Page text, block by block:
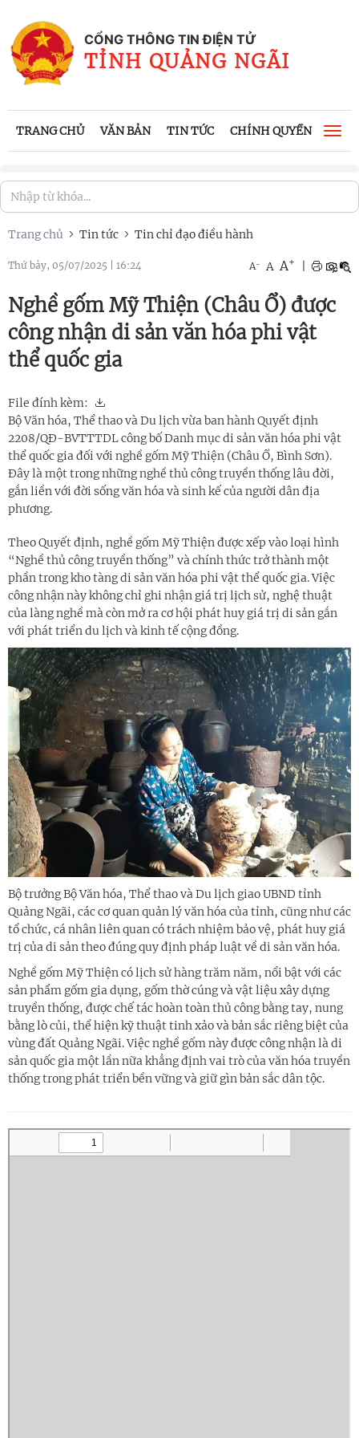
CỔNG THÔNG TIN ĐIỆN TỬ
TỈNH QUẢNG NGÃI
TRANG CHỦ VĂN BẢN TIN TỨC CHÍNH QUYỀN
Trang chủ Tin tức Tin chỉ đạo điều hành
Thứ bảy, 05/07/2025 16:24 A- A A+
Nghề gốm Mỹ Thiện (Châu Ổ) được
công nhận di sản văn hóa phi vật
thể quốc gia
File đính kèm:
Bộ Văn hóa, Thể thao và Du lịch vừa ban hành Quyết định
2208/QĐ-BVTTTDL công bố Danh mục di sản văn hóa phi vật
thể quốc gia đối với nghề gốm Mỹ Thiện (Châu Ổ, Bình Sơn).
Đây là một trong những nghề thủ công truyền thống lâu đời,
gắn liền với đời sống văn hóa và sinh kế của người dân địa
phương.
Theo Quyết định, nghề gốm Mỹ Thiện được xếp vào loại hình
“Nghề thủ công truyền thống” và chính thức trở thành một
phần trong kho tàng di sản văn hóa phi vật thể quốc gia. Việc
công nhận này không chỉ ghi nhận giá trị lịch sử, nghệ thuật
của làng nghề mà còn mở ra cơ hội phát huy giá trị di sản gắn
với phát triển du lịch và kinh tế cộng đồng.
Bộ trưởng Bộ Văn hóa, Thể thao và Du lịch giao UBND tỉnh
Quảng Ngãi, các cơ quan quản lý văn hóa của tỉnh, cũng như các
tổ chức, cá nhân liên quan có trách nhiệm bảo vệ, phát huy giá
trị của di sản theo đúng quy định pháp luật về di sản văn hóa.
Nghề gốm Mỹ Thiện có lịch sử hàng trăm năm, nổi bật với các
sản phẩm gốm gia dụng, gốm thờ cúng và vật liệu xây dựng
truyền thống, được chế tác hoàn toàn thủ công bằng tay, nung
bằng lò củi, thể hiện kỹ thuật tinh xảo và bản sắc riêng biệt của
vùng đất Quảng Ngãi. Việc nghề gốm này được công nhận là di
sản quốc gia một lần nữa khẳng định vai trò của văn hóa truyền
thống trong phát triển bền vững và giữ gìn bản sắc dân tộc.